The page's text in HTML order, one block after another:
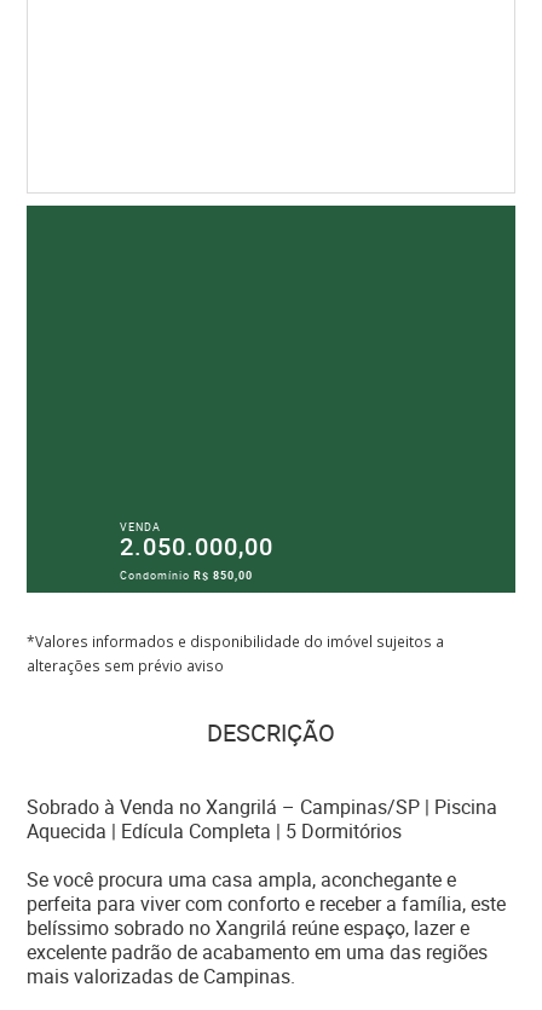
VENDA
2.050.000,00
CondomínioR$ 850,00
*Valores informados e disponibilidade do imóvel sujeitos a
alterações sem prévio aviso
DESCRIÇÃO
Sobrado à Venda no Xangrilá – Campinas/SP | Piscina
Aquecida | Edícula Completa | 5 Dormitórios
Se você procura uma casa ampla, aconchegante e
perfeita para viver com conforto e receber a família, este
belíssimo sobrado no Xangrilá reúne espaço, lazer e
excelente padrão de acabamento em uma das regiões
mais valorizadas de Campinas.